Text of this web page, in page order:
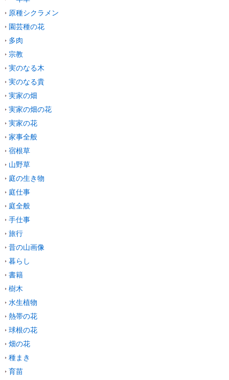
原種シクラメン
園芸種の花
多肉
宗教
実のなる木
実のなる貴
実家の畑
実家の畑の花
実家の花
家事全般
宿根草
山野草
庭の生き物
庭仕事
庭全般
手仕事
旅行
昔の山画像
暮らし
書籍
樹木
水生植物
熱帯の花
球根の花
畑の花
種まき
育苗